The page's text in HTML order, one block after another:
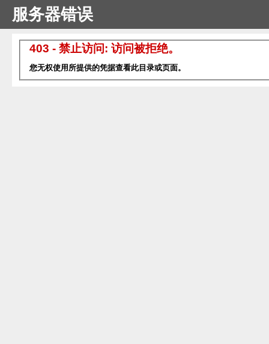
服务器错误
403 - 禁止访问: 访问被拒绝。
您无权使用所提供的凭据查看此目录或页面。